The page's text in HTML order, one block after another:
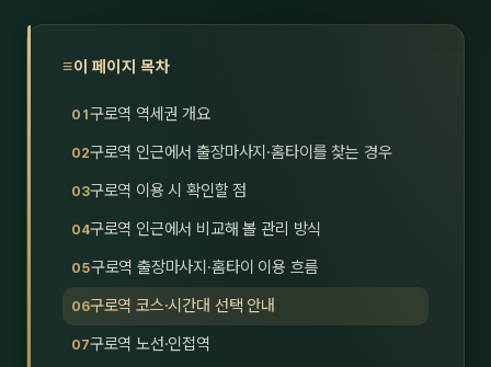
충북
이 페이지 목차
구로역 역세권 개요
구로역 인근에서 출장마사지·홈타이를 찾는 경우
구로역 이용 시 확인할 점
구로역 인근에서 비교해 볼 관리 방식
구로역 출장마사지·홈타이 이용 흐름
구로역 코스·시간대 선택 안내
구로역 노선·인접역